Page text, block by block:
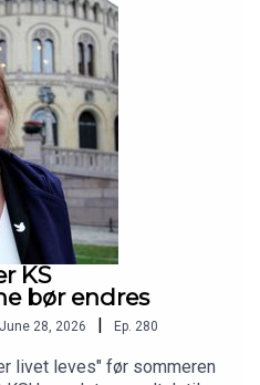
KS
bør endres
28, 2026 | Ep. 280
livet leves" før sommeren